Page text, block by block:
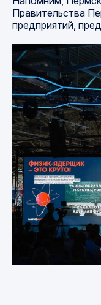
Правительства
предприятий,